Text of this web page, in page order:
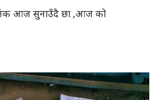
अंक आज सुनाउँदै छौँ ,आज को
र कलिली केटी बिच को सम्बन्ध को
कै सर्वाधिक विवादाश्पद उपन्यास हो